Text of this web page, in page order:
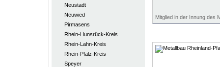
Neustadt
Neuwied
Pirmasens
Rhein-Hunsrück-Kreis
Rhein-Lahn-Kreis
Rhein-Pfalz-Kreis
Speyer
Mitglied in der Innung des